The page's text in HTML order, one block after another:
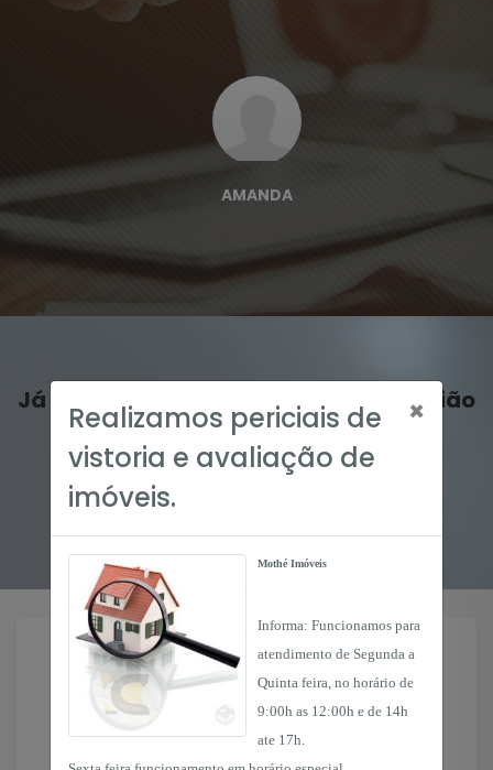
Realizamos periciais de
vistoria e avaliação de
imóveis.
×
Mothé Imóveis
Informa: Funcionamos para
atendimento de Segunda a
Quinta feira, no horário de
9:00h as 12:00h e de 14h
ate 17h.
AMANDA
Já negociou conosco? Deixe sua opinião
sobre nosso atendimento!
ESCREVER DEPOIMENTO